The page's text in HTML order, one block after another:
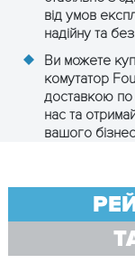
від умов
надійну та
Ви можете
комутатор
доставкою по
нас та
вашого